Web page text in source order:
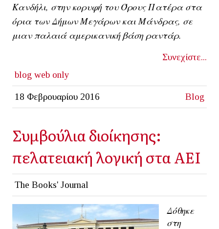
Κανδήλι, στην κορυφή τουΌρους Πατέρα στα
όρια των Δήμων Μεγάρων και Μάνδρας, σε
μιαν παλαιά αμερικανική βάση ραντάρ.
Συνεχίστε...
blog web only
18 Φεβρουαρίου 2016 Blog
Συμβούλια διοίκησης:
πελατειακή λογική στα ΑΕΙ
The Books' Journal
Δόθηκε
στη